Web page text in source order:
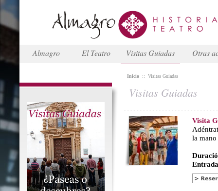
Almagro El Teatro Visitas Guiadas Otras
Inicio :: Visitas Guiadas
Visitas Guiadas
Visita
la